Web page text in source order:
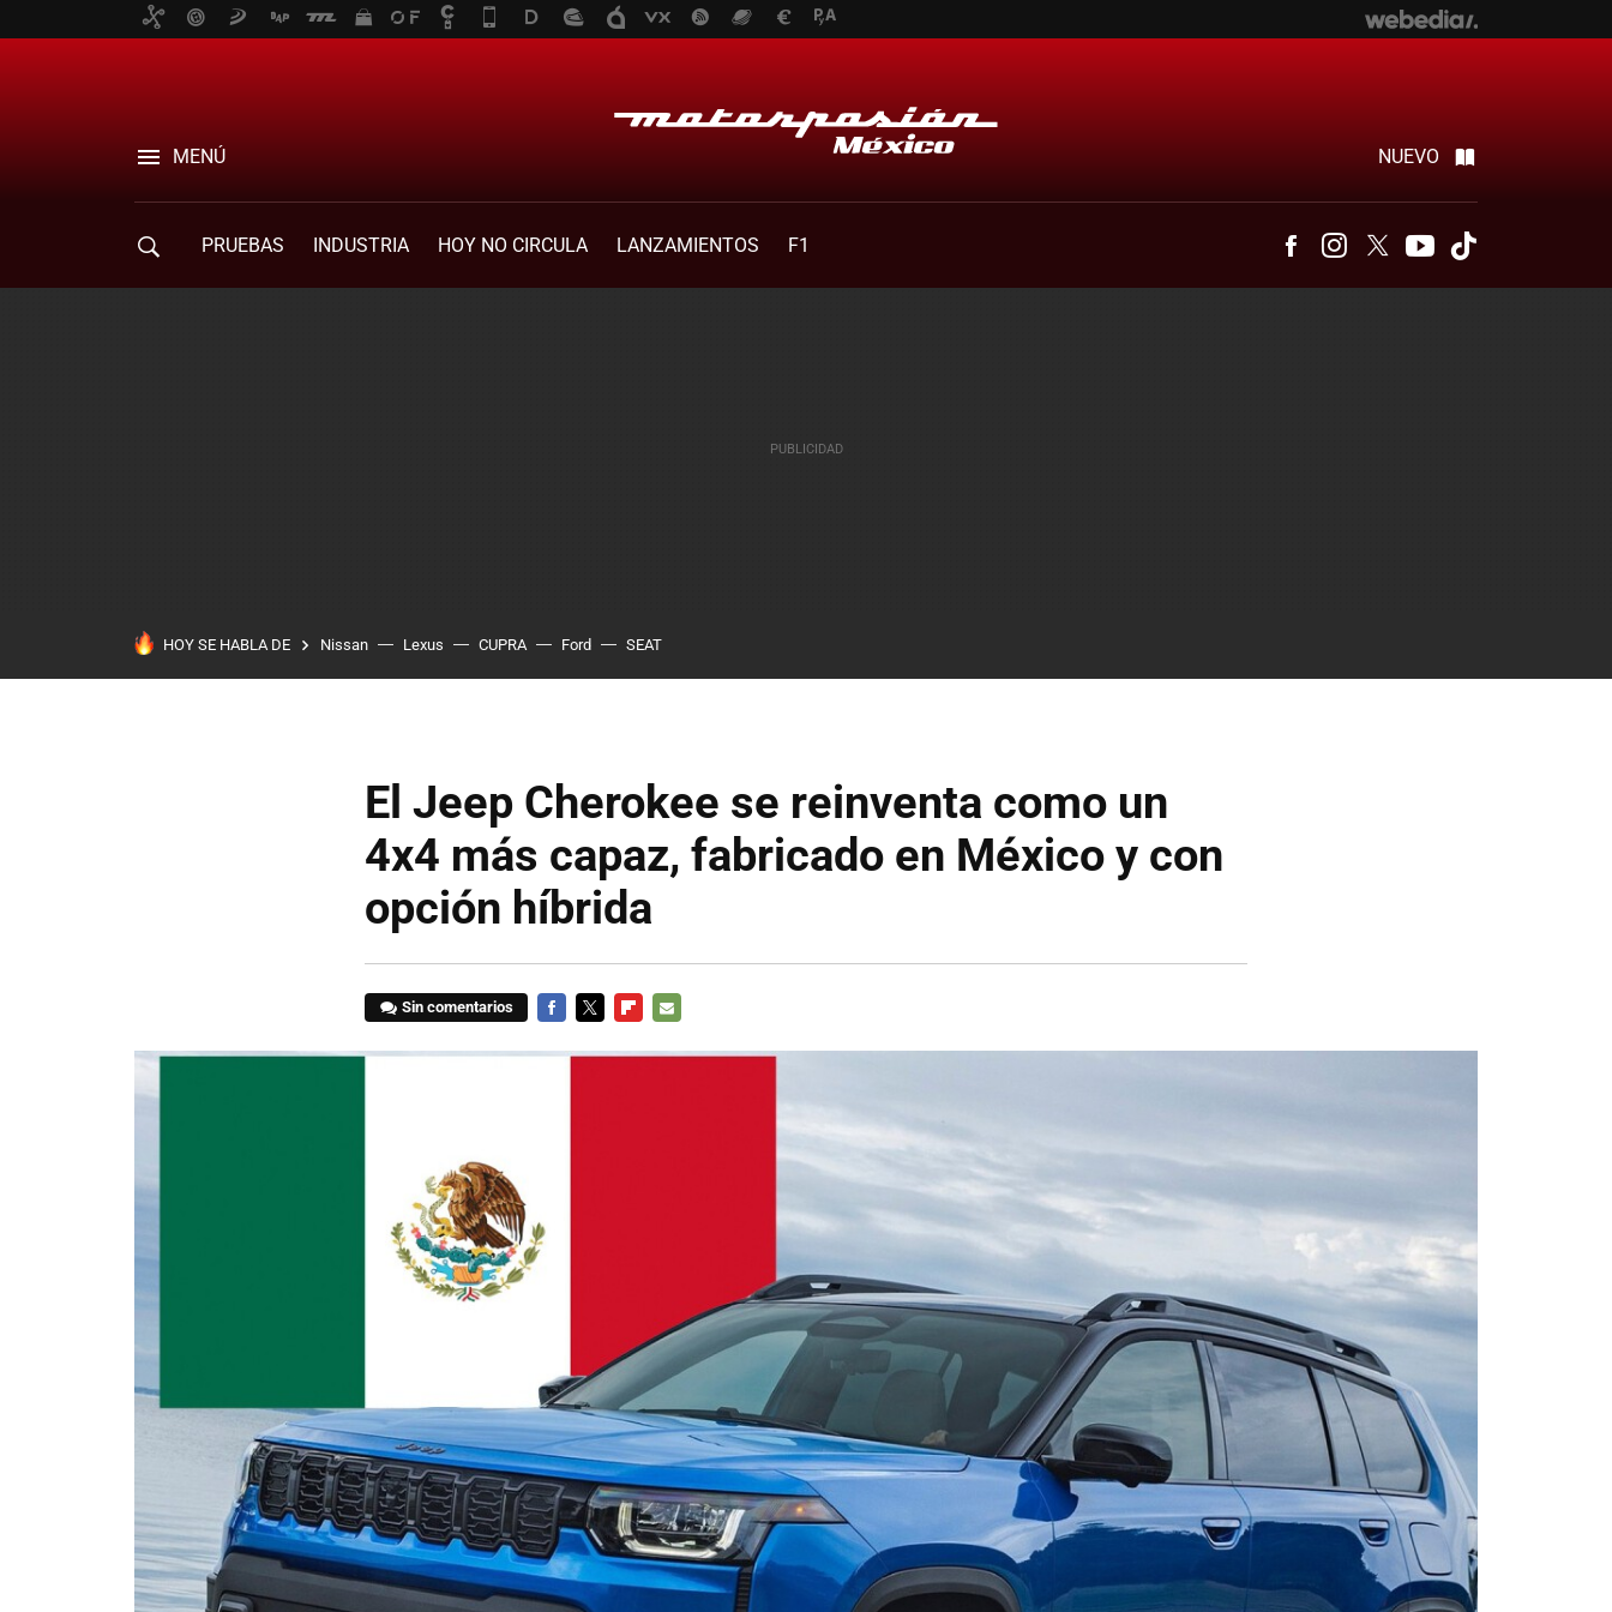
MENÚ NUEVO
PRUEBAS INDUSTRIA HOY NO CIRCULA LANZAMIENTOS F1 FacebookInstagram
Twitter Youtube
HOY SE HABLA DE Nissan Lexus CUPRA Ford SEAT
El Jeep Cherokee se reinventa como un
4x4 más capaz, fabricado en México y con
opción híbrida
Sin comentarios